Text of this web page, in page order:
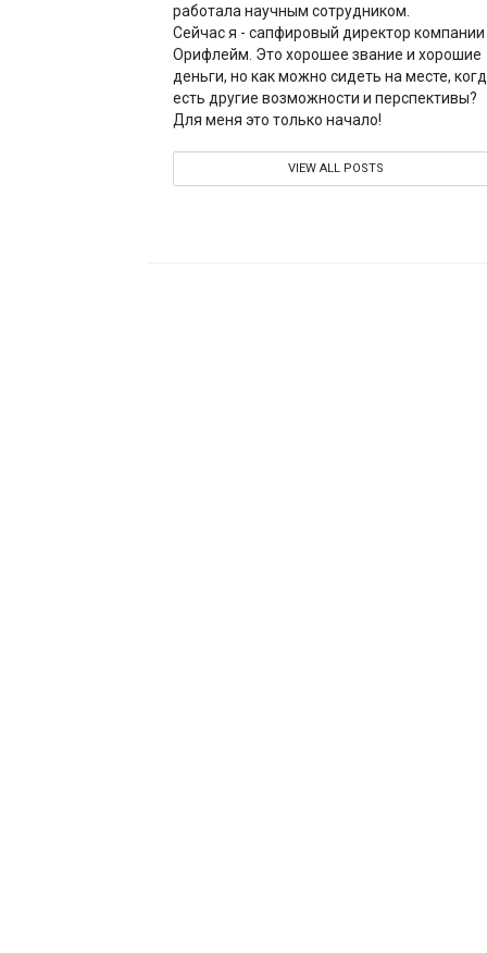
работала научным сотрудником.
Сейчас я - сапфировый директор компании
Орифлейм. Это хорошее звание и хорошие
деньги, но как можно сидеть на месте,
есть другие возможности и перспективы?
Для меня это только начало!
VIEW ALL POSTS